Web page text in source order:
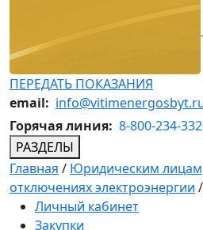
ПЕРЕДАТЬ ПОКАЗАНИЯ
email:
Горячая линия: 8-800-234-
РАЗДЕЛЫ
Главная / Юридическим лицам
отключениях электроэнергии /
Личный кабинет
Закупки